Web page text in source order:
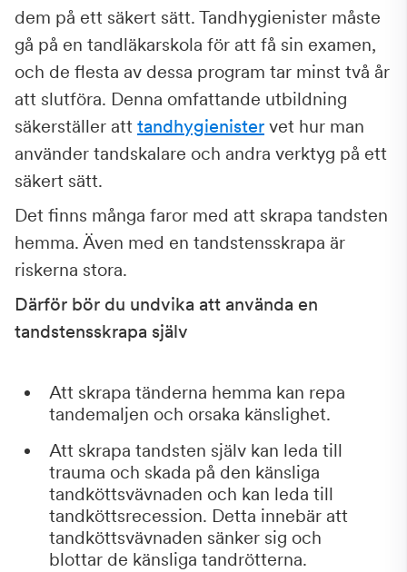
dem på ett säkert sätt. Tandhygienister måste
gå på en tandläkarskola för att få sin examen,
och de flesta av dessa program tar minst två år
att slutföra. Denna omfattande utbildning
säkerställer att tandhygienister vet hur man
använder tandskalare och andra verktyg på ett
säkert sätt.
Det finns många faror med att skrapa tandsten
hemma. Även med en tandstensskrapa är
riskerna stora.
Därför bör du undvika att använda en
tandstensskrapa själv
Att skrapa tänderna hemma kan repa
tandemaljen och orsaka känslighet.
Att skrapa tandsten själv kan leda till
trauma och skada på den känsliga
tandköttsvävnaden och kan leda till
tandköttsrecession. Detta innebär att
tandköttsvävnaden sänker sig och
blottar de känsliga tandrötterna.